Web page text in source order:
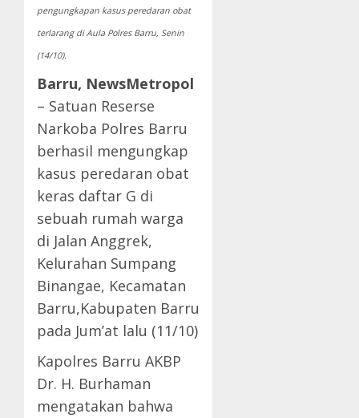
pengungkapan kasus peredaran obat
terlarang di Aula Polres Barru, Senin
(14/10).
Barru, NewsMetropol
– Satuan Reserse
Narkoba Polres Barru
berhasil mengungkap
kasus peredaran obat
keras daftar G di
sebuah rumah warga
di Jalan Anggrek,
Kelurahan Sumpang
Binangae, Kecamatan
Barru,Kabupaten Barru
pada Jum’at lalu (11/10)
Kapolres Barru AKBP
Dr. H. Burhaman
mengatakan bahwa